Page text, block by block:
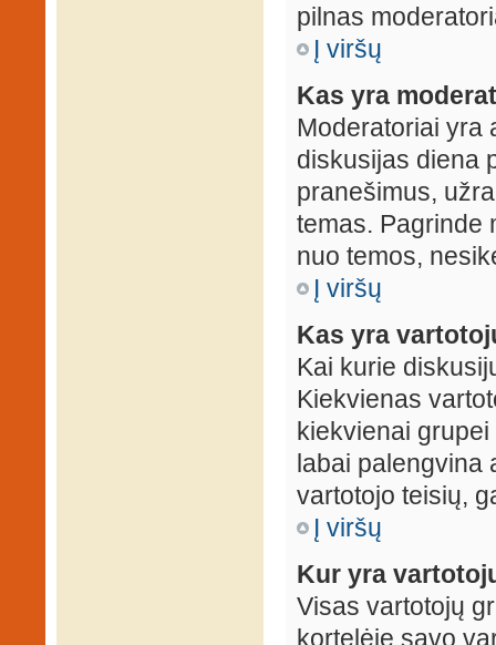
pilnas
Į viršų
Kas yra
Moderatoriai yra
diskusijas diena
pranešimus,
temas. Pagrinde
nuo temos,
Į viršų
Kas yra
Kai kurie
Kiekvienas
kiekvienai
labai palengvina
vartotojo teisių,
Į viršų
Kur yra
Visas vartotojų
kortelėje savo